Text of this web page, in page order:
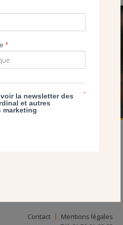
UN DON
Contact Mentions légales
*
la newsletter des
et autres
marketing
*